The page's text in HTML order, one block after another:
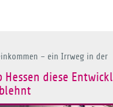
– ein Irrweg in der
Hessen diese